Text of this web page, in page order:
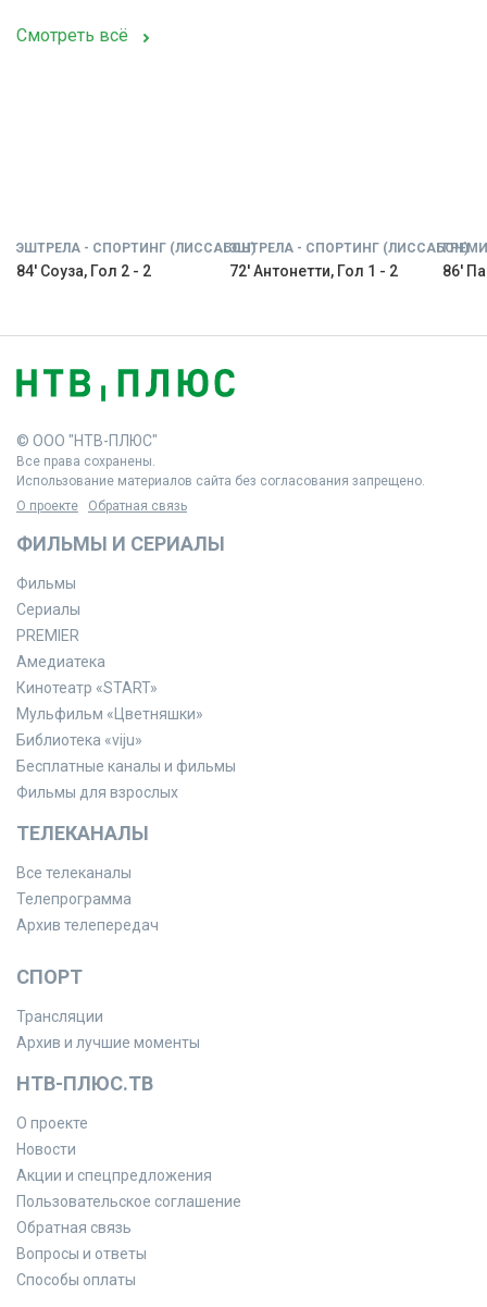
Смотреть всё
ЭШТРЕЛА - СПОРТИНГ (ЛИССАБОН)
84' Соуза, Гол 2 - 2
ЭШТРЕЛА - СПОРТИНГ (ЛИССАБОН)
72' Антонетти, Гол 1 - 2 86'
© ООО "НТВ-ПЛЮС"
Все права сохранены.
Использование материалов сайта без согласования запрещено.
О проекте
Обратная связь
ФИЛЬМЫ И СЕРИАЛЫ
Фильмы
Сериалы
PREMIER
Амедиатека
Кинотеатр «START»
Мульфильм «Цветняшки»
Библиотека «viju»
Бесплатные каналы и фильмы
Фильмы для взрослых
ТЕЛЕКАНАЛЫ
Все телеканалы
Телепрограмма
Архив телепередач
СПОРТ
Трансляции
Архив и лучшие моменты
НТВ-ПЛЮС.ТВ
О проекте
Новости
Акции и спецпредложения
Пользовательское соглашение
Обратная связь
Вопросы и ответы
Способы оплаты